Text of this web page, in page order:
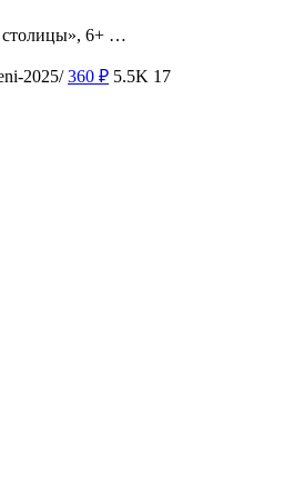
столицы», 6+ …
2025/ 360 ₽ 5.5K 17